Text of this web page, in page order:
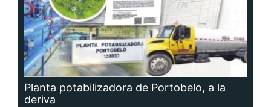
Planta potabilizadora de Portobelo, a la
deriva